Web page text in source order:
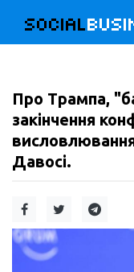
SOCIAL
Про Трампа,
закінчення
Давосі.